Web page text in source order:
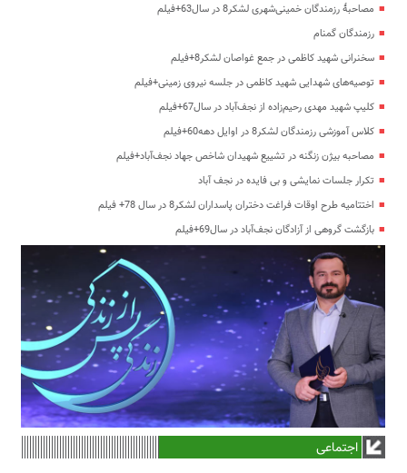
مصاحبۀ رزمندگان خمینی‌شهری لشکر8 در سال63+فیلم
رزمندگان گمنام
سخنرانی شهید کاظمی در جمع غواصان لشکر8+فیلم
توصیه‌های شهدایی شهید کاظمی در جلسه نیروی زمینی+فیلم
کلیپ شهید مهدی رحیم‌زاده از نجف‌آباد در سال67+فیلم
کلاس آموزشی رزمندگان لشکر8 در اوایل دهه60+فیلم
مصاحبه بیژن زنگنه در تشییع شهیدان شاخص جهاد نجف‌آباد+فیلم
تکرار جلسات نمایشی و بی فایده در نجف آباد
اختتامیه طرح اوقات فراغت دختران پاسداران لشکر8 در سال 78+ فیلم
بازگشت گروهی از آزادگان نجف‌آباد در سال69+فیلم
اجتماعی